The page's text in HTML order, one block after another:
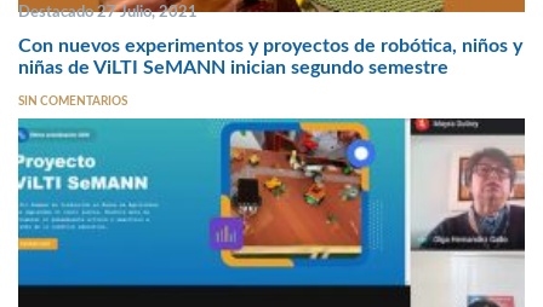
Destacado 27 Julio, 2021
Con nuevos experimentos y proyectos de robótica, niños y
niñas de ViLTI SeMANN inician segundo semestre
SIN COMENTARIOS